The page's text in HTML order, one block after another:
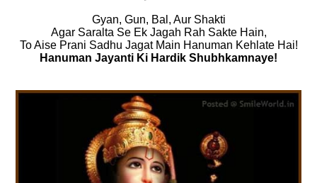
Gyan, Gun, Bal, Aur Shakti
Agar Saralta Se Ek Jagah Rah Sakte Hain,
To Aise Prani Sadhu Jagat Main Hanuman Kehlate Hai!
Hanuman Jayanti Ki Hardik Shubhkamnaye!